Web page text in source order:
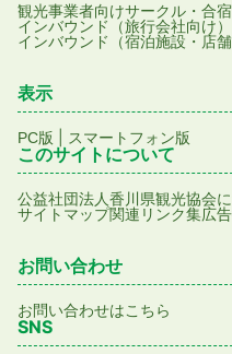
観光事業者向けサークル・合宿
インバウンド（旅行会社向け）
インバウンド（宿泊施設・店舗
表示
PC版 スマートフォン版
このサイトについて
公益社団法人香川県観光協会
サイトマップ関連リンク集広
お問い合わせ
お問い合わせはこちら
SNS